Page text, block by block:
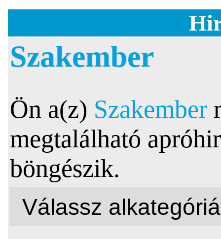
Szakember
Ön a(z) Szakember
megtalálható
böngészik.